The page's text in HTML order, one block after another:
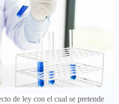
de ley con el cual se pretende